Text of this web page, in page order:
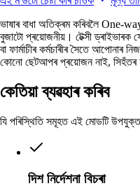
ভাষাৰ বাধা অতিক্ৰম কৰিবলৈ One-
বুজাটো প্ৰয়োজনীয়। টেক্সী
বা ফাৰ্মাচীৰ কৰ্মচাৰীৰ সৈতে
কোনো ছেটআপৰ প্ৰয়োজন নাই, সিহঁতৰ
কেতিয়া ব্যৱহাৰ কৰিব
যি পৰিস্থিতি সমূহত এই মোডটি
দিশ নিৰ্দেশনা বিচৰা